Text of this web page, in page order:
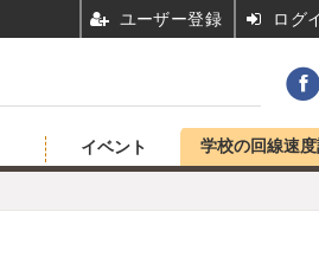
イベント 学校の回線速度
ユーザー登録 ログ